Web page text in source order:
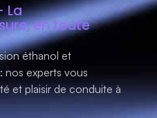
La
en toute
éthanol et
nos experts vous
et plaisir de conduiteà